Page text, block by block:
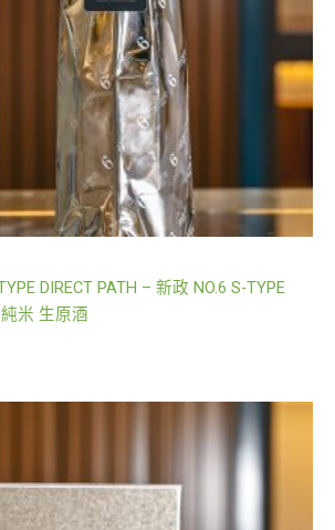
DIRECT PATH – 新政 NO.6 S-TYPE
純米 生原酒